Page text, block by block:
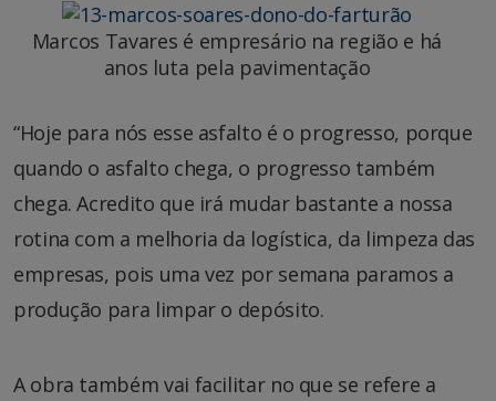
Marcos Tavares é empresário na região e há
anos luta pela pavimentação
“Hoje para nós esse asfalto é o progresso, porque
quando o asfalto chega, o progresso também
chega. Acredito que irá mudar bastante a nossa
rotina com a melhoria da logística, da limpeza das
empresas, pois uma vez por semana paramos a
produção para limpar o depósito.
A obra também vai facilitar no que se refere a